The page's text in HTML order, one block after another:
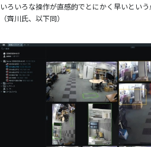
いろいろな操作が直感的でとにかく早いという
（齊川氏、以下同）